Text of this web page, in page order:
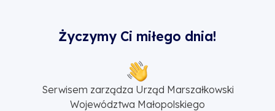
Życzymy Ci miłego dnia!
Serwisem zarządza Urząd Marszałkowski
Województwa Małopolskiego